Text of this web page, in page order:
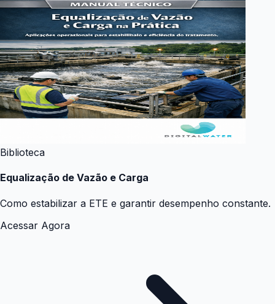
Biblioteca
Equalização de Vazão e Carga
Como estabilizar a ETE e garantir desempenho constante.
Acessar Agora